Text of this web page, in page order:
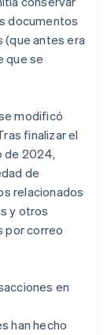
documentos
(que antes era
que se
modificó
finalizar el
de 2024,
de
relacionados
y otros
por correo
en
han hecho